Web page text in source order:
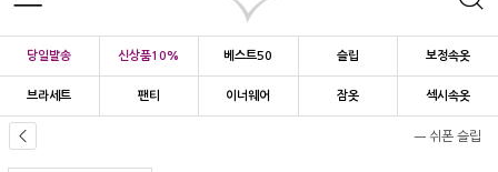
당일발송 신상품10% 베스트50 슬립 보정속옷
브라세트 팬티 이너웨어 잠옷 섹시속옷
ㅡ 쉬폰 슬립